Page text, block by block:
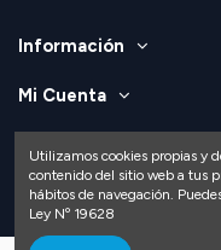
Información
Mi Cuenta
Utilizamos cookies propias y
contenido del sitio web a tus
hábitos de navegación.
Ley Nº 19628